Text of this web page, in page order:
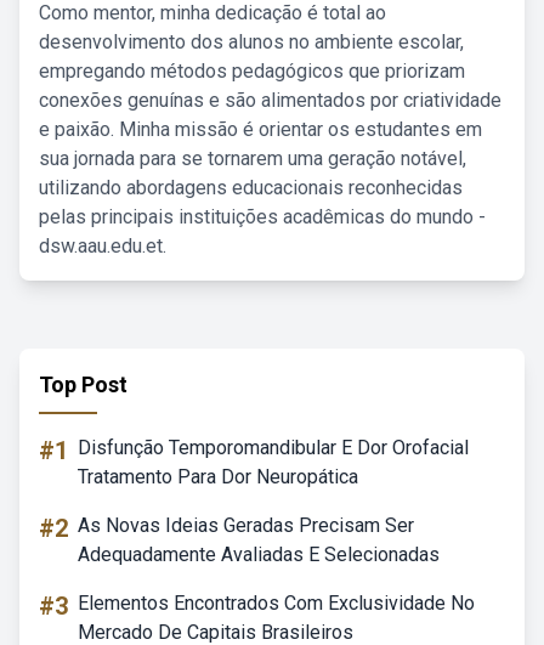
Como mentor, minha dedicação é total ao
desenvolvimento dos alunos no ambiente escolar,
empregando métodos pedagógicos que priorizam
conexões genuínas e são alimentados por criatividade
e paixão. Minha missão é orientar os estudantes em
sua jornada para se tornarem uma geração notável,
utilizando abordagens educacionais reconhecidas
pelas principais instituições acadêmicas do mundo -
dsw.aau.edu.et.
Top Post
#1
Disfunção Temporomandibular E Dor Orofacial
Tratamento Para Dor Neuropática
#2 As Novas Ideias Geradas Precisam Ser
Adequadamente Avaliadas E Selecionadas
#3 Elementos Encontrados Com Exclusividade No
Mercado De Capitais Brasileiros